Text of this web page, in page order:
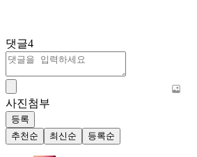
댓글4
사진첨부
등록
추천순
최신순 등록순